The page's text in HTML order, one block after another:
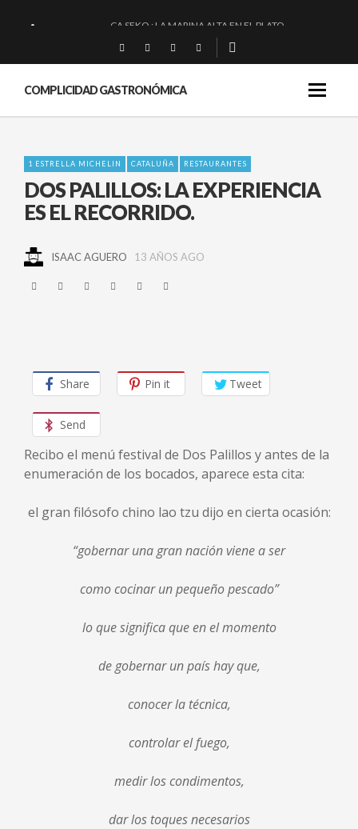
CA SEKO : LA MARINA ALTA EN EL PLATO.
QUIQUE DACOSTA: «UNA GRAN OBRA»
EL BARUCO DE ANERO: MUCHO MÁS QUE UN BAR.
COMPLICIDAD GASTRONÓMICA
1 ESTRELLA MICHELIN CATALUÑA RESTAURANTES
DOS PALILLOS: LA EXPERIENCIA
ES EL RECORRIDO.
ISAAC AGUERO 13 AÑOS AGO
Share Pin it Tweet
Send
Recibo el menú festival de Dos Palillos y antes de la
enumeración de los bocados, aparece esta cita:
el gran filósofo chino lao tzu dijo en cierta ocasión:
“gobernar una gran nación viene a ser
como cocinar un pequeño pescado”
lo que significa que en el momento
de gobernar un país hay que,
conocer la técnica,
controlar el fuego,
medir los condimentos,
dar los toques necesarios